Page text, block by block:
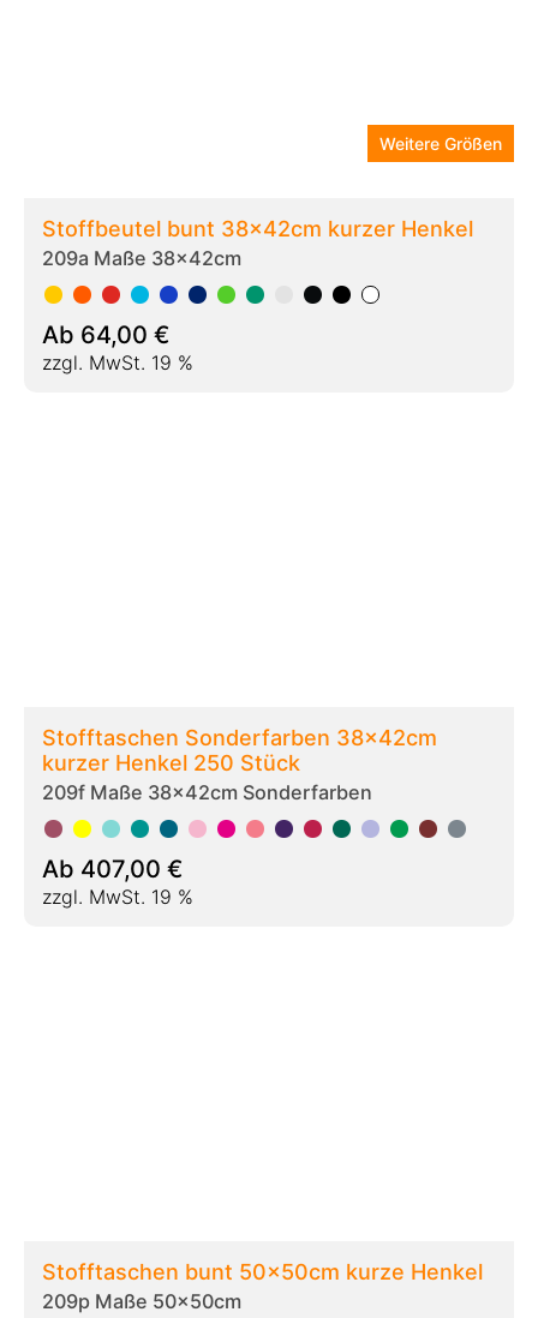
Stofftaschen Sonderfarben 38x42cm
kurzer Henkel 250 Stück
Ab407,00€
zzgl. MwSt. 19 %
Stofftaschen bunt 50x50cm kurze Henkel
209p Maße 50x50cm
Ab 165,00 €
zzgl. MwSt. 19 %
Stofftaschen bunt 70x50cm kurze Henkel
209k Maße 70x50cm